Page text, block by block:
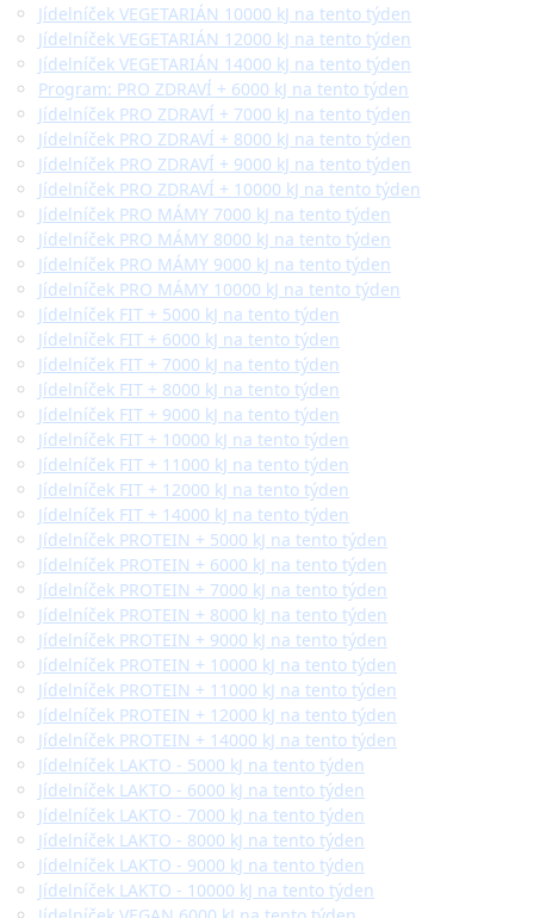
Jídelníček VEGETARIÁN 10000 kJ na tento týden
Jídelníček VEGETARIÁN 12000 kJ na tento týden
Jídelníček VEGETARIÁN 14000 kJ na tento týden
Program: PRO ZDRAVÍ + 6000 kJ na tento týden
Jídelníček PRO ZDRAVÍ + 7000 kJ na tento týden
Jídelníček PRO ZDRAVÍ + 8000 kJ na tento týden
Jídelníček PRO ZDRAVÍ + 9000 kJ na tento týden
Jídelníček PRO ZDRAVÍ + 10000 kJ na tento týden
Jídelníček PRO MÁMY 7000 kJ na tento týden
Jídelníček PRO MÁMY 8000 kJ na tento týden
Jídelníček PRO MÁMY 9000 kJ na tento týden
Jídelníček PRO MÁMY 10000 kJ na tento týden
Jídelníček FIT + 5000 kJ na tento týden
Jídelníček FIT + 6000 kJ na tento týden
Jídelníček FIT + 7000 kJ na tento týden
Jídelníček FIT + 8000 kJ na tento týden
Jídelníček FIT + 9000 kJ na tento týden
Jídelníček FIT + 10000 kJ na tento týden
Jídelníček FIT + 11000 kJ na tento týden
Jídelníček FIT + 12000 kJ na tento týden
Jídelníček FIT + 14000 kJ na tento týden
Jídelníček PROTEIN + 5000 kJ na tento týden
Jídelníček PROTEIN + 6000 kJ na tento týden
Jídelníček PROTEIN + 7000 kJ na tento týden
Jídelníček PROTEIN + 8000 kJ na tento týden
Jídelníček PROTEIN + 9000 kJ na tento týden
Jídelníček PROTEIN + 10000 kJ na tento týden
Jídelníček PROTEIN + 11000 kJ na tento týden
Jídelníček PROTEIN + 12000 kJ na tento týden
Jídelníček PROTEIN + 14000 kJ na tento týden
Jídelníček LAKTO - 5000 kJ na tento týden
Jídelníček LAKTO - 6000 kJ na tento týden
Jídelníček LAKTO - 7000 kJ na tento týden
Jídelníček LAKTO - 8000 kJ na tento týden
Jídelníček LAKTO - 9000 kJ na tento týden
Jídelníček LAKTO - 10000 kJ na tento týden